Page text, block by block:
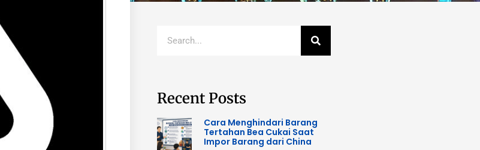
Recent Posts
Cara Menghindari Barang
Tertahan Bea Cukai Saat
Impor Barang dari China